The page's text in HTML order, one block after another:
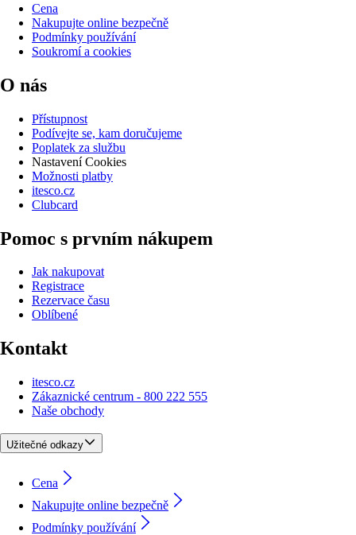
Cena
Nakupujte online bezpečně
Podmínky používání
Soukromí a cookies
O nás
Přístupnost
Podívejte se, kam doručujeme
Poplatek za službu
Nastavení Cookies
Možnosti platby
itesco.cz
Clubcard
Pomoc s prvním nákupem
Jak nakupovat
Registrace
Rezervace času
Oblíbené
Kontakt
itesco.cz
Zákaznické centrum - 800 222 555
Naše obchody
Užitečné odkazy
Cena
Nakupujte online bezpečně
Podmínky používání